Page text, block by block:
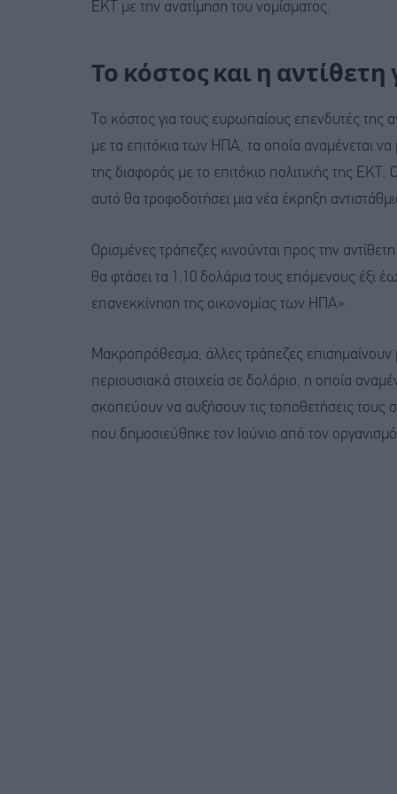
ΕΚΤ με την ανατίμηση του νομίσματος.
Το κόστος και η
Το κόστος για τους ευρωπαίους επενδυτές της
με τα επιτόκια των ΗΠΑ, τα οποία αναμένεται
της διαφοράς με το επιτόκιο πολιτικής της ΕΚΤ.
αυτό θα τροφοδοτήσει μια νέα έκρηξη
Ορισμένες τράπεζες κινούνται προς την
θα φτάσει τα 1,10 δολάρια τους επόμενους έξι
επανεκκίνηση της οικονομίας των ΗΠΑ».
Μακροπρόθεσμα, άλλες τράπεζες
περιουσιακά στοιχεία σε δολάριo, η οποία
σκοπεύουν να αυξήσουν τις τοποθετήσεις
που δημοσιεύθηκε τον Ιούνιο από τον